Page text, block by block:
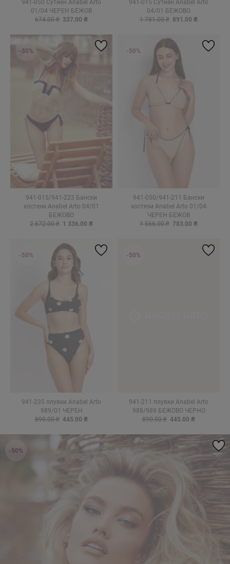
941-050 Сутиен Anabel Arto
01/04 ЧЕРЕН БЕЖОВ
674.00 ₴ 337.00 ₴
941-015 Сутиен Anabel Arto
04/01 БЕЖОВО
1 781.00 ₴ 891.00 ₴
941-015/941-223 Бански
костюм Anabel Arto 04/01
БЕЖОВО
2 672.00 ₴ 1 336.00 ₴
-50%
941-050/941-211 Бански
костюм Anabel Arto 01/04
ЧЕРЕН БЕЖОВ
1 566.00 ₴ 783.00 ₴
-50%
941-235 плувки Anabel Arto
989/01 ЧЕРЕН
890.00 ₴ 445.00 ₴
-50%
941-211 плувки Anabel Arto
988/989 БЕЖОВО ЧЕРНО
890.00 ₴ 445.00 ₴
-50%
-50%